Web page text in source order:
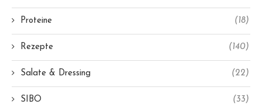
Proteine (18)
Rezepte (140)
Salate & Dressing (22)
SIBO (33)